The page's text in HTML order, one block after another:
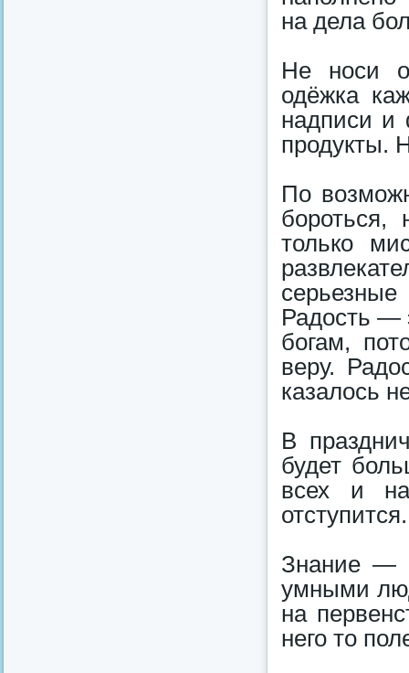
на дела
Не носи
одёжка
надписи и
продукты.
По
бороться,
только
Радость —
богам,
веру.
казалось
В
будет
всех и
Знание —
умными
на
него то